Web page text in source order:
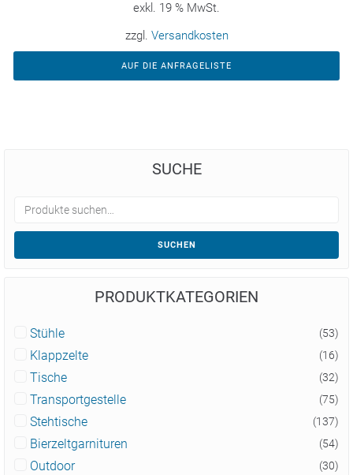
exkl. 19 % MwSt.
zzgl. Versandkosten
AUF DIE ANFRAGELISTE
SUCHE
SUCHEN
PRODUKTKATEGORIEN
Stühle (53)
Klappzelte (16)
Tische (32)
Transportgestelle (75)
Stehtische (137)
Bierzeltgarnituren (54)
Outdoor (30)